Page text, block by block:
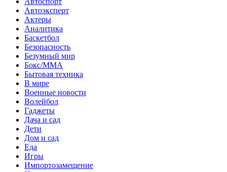
Автоэксперт
Актеры
Аналитика
Баскетбол
Безопасность
Безумный мир
Бокс/MMA
Бытовая техника
В мире
Военные новости
Волейбол
Гаджеты
Дача и сад
Дети
Дом и сад
Еда
Игры
Импортозамещение